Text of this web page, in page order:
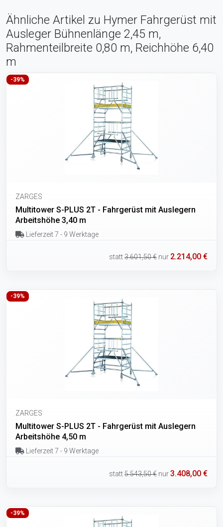
Ähnliche Artikel zu Hymer Fahrgerüst mit
Ausleger Bühnenlänge 2,45 m,
Rahmenteilbreite 0,80 m, Reichhöhe 6,40
m
-39%
ZARGES
Multitower S-PLUS 2T - Fahrgerüst mit Auslegern
Arbeitshöhe 3,40 m
Lieferzeit 7 - 9 Werktage
statt3.601,50 € nur 2.214,00 €
-39%
ZARGES
Multitower S-PLUS 2T - Fahrgerüst mit Auslegern
Arbeitshöhe 4,50 m
Lieferzeit 7 - 9 Werktage
statt5.543,50 € nur3.408,00 €
-39%